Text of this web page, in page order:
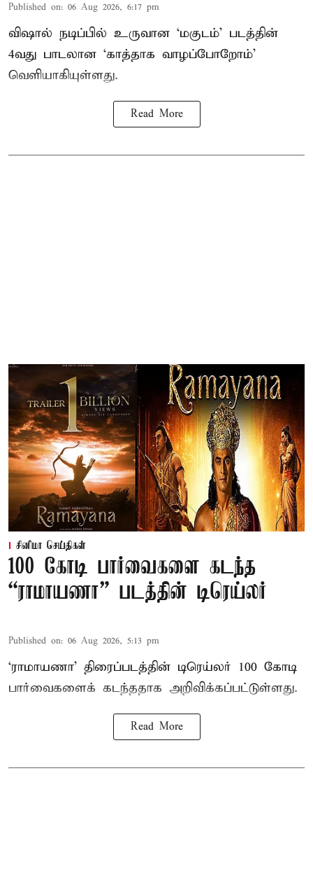
Published on: 06 Aug 2026, 6:17 pm
விஷால் நடிப்பில் உருவான ‘மகுடம்’ படத்தின்
4வது பாடலான ‘காத்தாக வாழப்போறோம்’
வெளியாகியுள்ளது.
Read More
சினிமா செய்திகள்
100 கோடி பார்வைகளை கடந்த
“ராமாயணா” படத்தின் டிரெய்லர்
Published on: 06 Aug 2026, 5:13 pm
‘ராமாயணா’ திரைப்படத்தின் டிரெய்லர் 100 கோடி
பார்வைகளைக் கடந்ததாக அறிவிக்கப்பட்டுள்ளது.
Read More